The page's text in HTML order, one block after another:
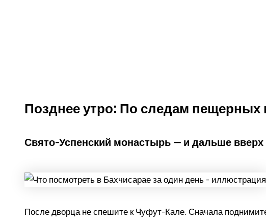
Позднее утро: По следам пещерных
Свято-Успенский монастырь — и дальше вверх
После дворца не спешите к Чуфут-Кале. Сначала